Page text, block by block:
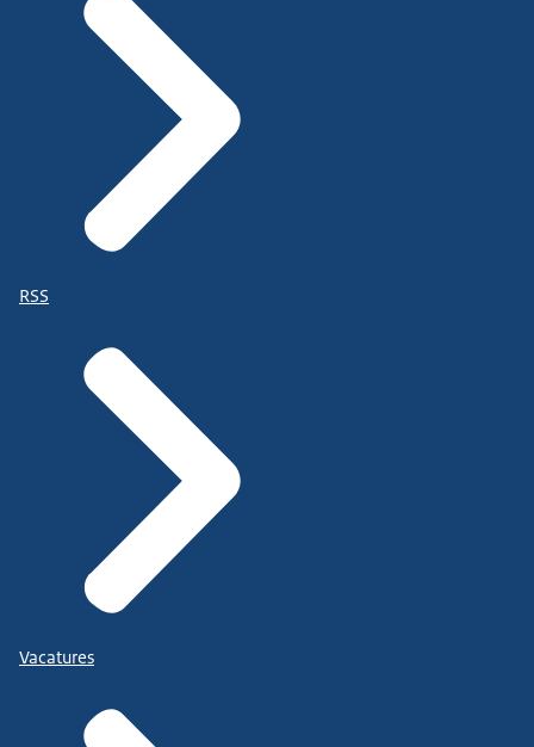
RSS
Vacatures